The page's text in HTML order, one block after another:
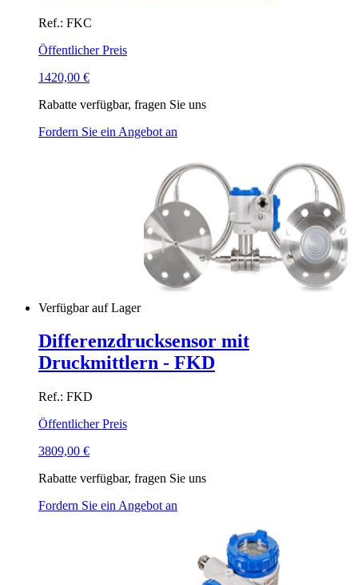
Ref.: FKC
Öffentlicher Preis
1420,00 €
Rabatte verfügbar, fragen Sie uns
Fordern Sie ein Angebot an
Verfügbar auf Lager
Differenzdrucksensor mit
Druckmittlern - FKD
Ref.: FKD
Öffentlicher Preis
3809,00 €
Rabatte verfügbar, fragen Sie uns
Fordern Sie ein Angebot an